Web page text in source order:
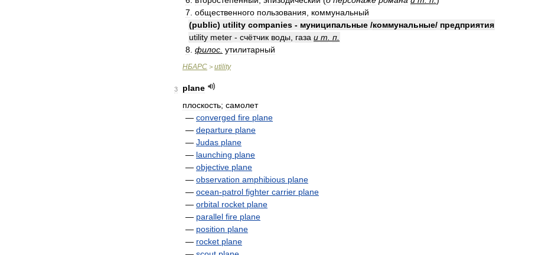
7 общественного пользования
коммунальный
(public) utility companies - муниципальные /коммунальные/ предприятия
utility meter - счётчик воды газа и т п
8 филос утилитарный
НБАРС > utility
3
plane
плоскость; самолет
— converged fire plane
— departure plane
— Judas plane
— launching plane
— objective plane
— observation amphibious plane
— ocean-patrol fighter carrier plane
— orbital rocket plane
— parallel fire plane
— position plane
— rocket plane